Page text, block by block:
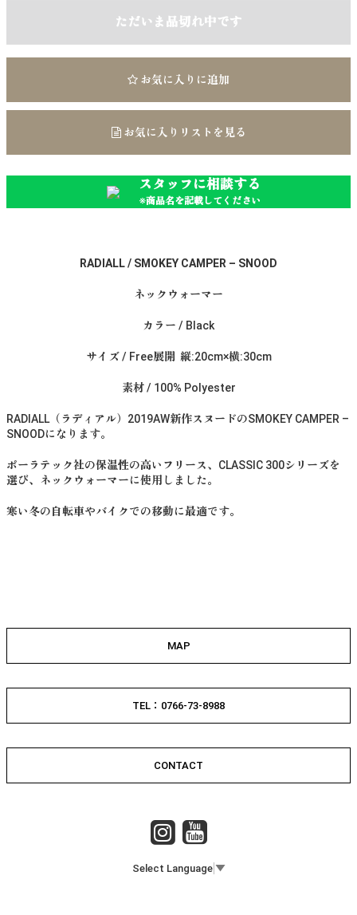
ただいま品切れ中です
お気に入りに追加
お気に入りリストを見る
スタッフに相談する
※商品名を記載してください
RADIALL / SMOKEY CAMPER – SNOOD
ネックウォーマー
カラー / Black
サイズ / Free展開 縦:20cm×横:30cm
素材 / 100% Polyester
RADIALL（ラディアル）2019AW新作スヌードのSMOKEY CAMPER –
SNOODになります。
ポーラテック社の保温性の高いフリース、CLASSIC 300シリーズを
選び、ネックウォーマーに使用しました。
寒い冬の自転車やバイクでの移動に最適です。
MAP
TEL：0766-73-8988
CONTACT
Select Language ▼